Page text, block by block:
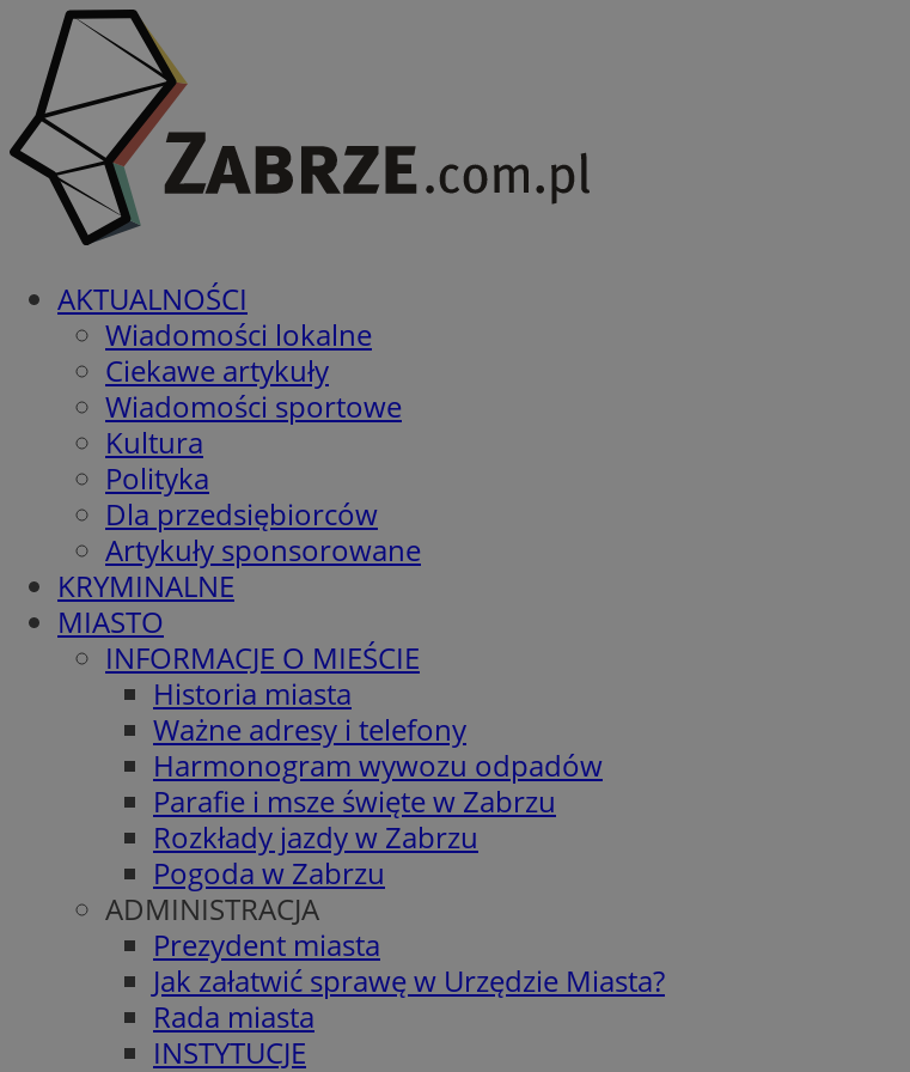
AKTUALNOŚCI
Wiadomości lokalne
Ciekawe artykuły
Wiadomości sportowe
Kultura
Polityka
Dla przedsiębiorców
Artykuły sponsorowane
KRYMINALNE
MIASTO
INFORMACJE O MIEŚCIE
Historia miasta
Ważne adresy i telefony
Harmonogram wywozu odpadów
Parafie i msze święte w Zabrzu
Rozkłady jazdy w Zabrzu
Pogoda w Zabrzu
ADMINISTRACJA
Prezydent miasta
Jak załatwić sprawę w Urzędzie Miasta?
Rada miasta
INSTYTUCJE